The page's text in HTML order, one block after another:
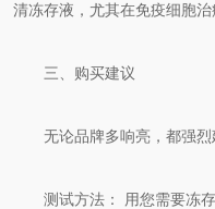
清冻存液，尤其在免疫细胞治
三、购买建议
无论品牌多响亮，都强烈
测试方法： 用您需要冻存